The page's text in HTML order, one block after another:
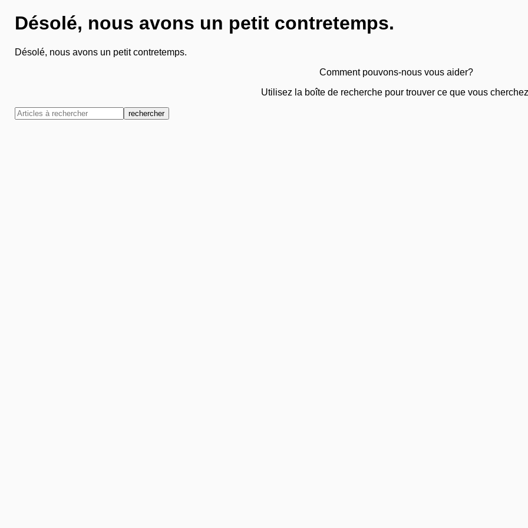
Désolé, nous avons un petit contretemps.
Désolé, nous avons un petit contretemps.
Comment pouvons-nous vous aider?
Utilisez la boîte de recherche pour trouver ce que vous
rechercher